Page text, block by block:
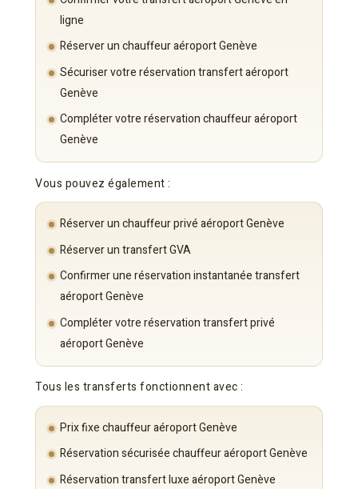
ligne
Réserver un chauffeur aéroport Genève
Sécuriser votre réservation transfert aéroport
Genève
Compléter votre réservation chauffeur aéroport
Genève
Vous pouvez également :
Réserver un chauffeur privé aéroport Genève
Réserver un transfert GVA
Confirmer une réservation instantanée transfert
aéroport Genève
Compléter votre réservation transfert privé
aéroport Genève
Tous les transferts fonctionnent avec :
Prix fixe chauffeur aéroport Genève
Réservation sécurisée chauffeur aéroport Genève
Réservation transfert luxe aéroport Genève